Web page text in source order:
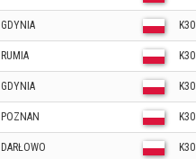
GDYNIA K30
RUMIA K30
GDYNIA K30
POZNAN K30
DARŁOWO K30